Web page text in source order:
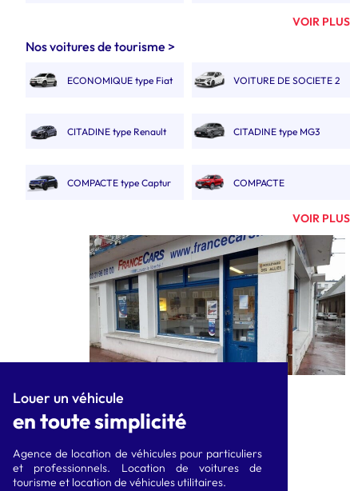
12M3
FOURGON 10M3 11M3
GRAND CAMION 20M3 CAMION 19M3
POLYVOLUME
CAMION AVEC HAYON
CAMION BENNE SIMPLE
CAMION BENNE
DOUBLE CABINE
GRAND CAMION 30M3
CAMIONNETTE
ÉLECTRIQUE 2 À 3M3
FOURGON ÉLECTRIQUE
CAMION ÉLECTRIQUE
VOIR PLUS
Nos voitures de tourisme >
ECONOMIQUE type Fiat VOITURE DE SOCIETE 2
CITADINE type Renault
CITADINE type MG3
COMPACTE type Captur COMPACTE
AUTOMATIQUE type MGZS
COMPACTE BREAK type
SUVA type Renault
Austral
MONOSPACE type Renault
MONOSPACE BOITE
AUTO
GRAND SUV type Nissan
MINIBUS 9 PLACES
type E208
Renault Scénic Etech
VOIR PLUS
Louer un véhicule
en toute simplicité
Agence de location de véhicules pour particuliers
et professionnels. Location de voitures de
tourisme et location de véhicules utilitaires.